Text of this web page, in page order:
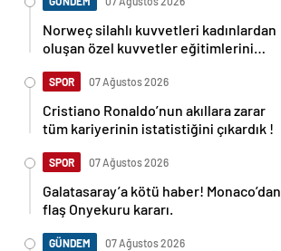
Norweç silahlı kuvvetleri kadınlardan
oluşan özel kuvvetler eğitimlerini
SPOR 07 Ağustos 2026
Cristiano Ronaldo’nun akıllara zarar
tüm kariyerinin istatistiğini çıkardık !
SPOR 07 Ağustos 2026
Galatasaray’a kötü haber! Monaco’dan
flaş Onyekuru kararı.
GÜNDEM 07 Ağustos 2026